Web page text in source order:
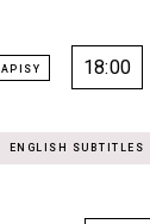
18:00